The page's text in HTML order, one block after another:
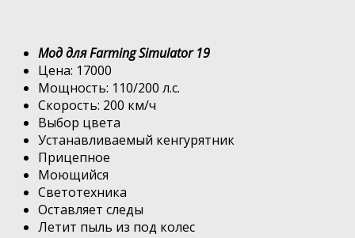
Мод для Farming Simulator 19
Цена: 17000
Мощность: 110/200 л.с.
Скорость: 200 км/ч
Выбор цвета
Устанавливаемый кенгурятник
Прицепное
Моющийся
Светотехника
Оставляет следы
Летит пыль из под колес